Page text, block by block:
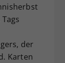
der
Karten